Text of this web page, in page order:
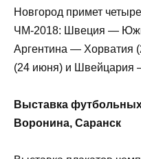
Новгород примет
ЧМ-2018: Швеция —
Аргентина — Хорватия
(24 июня) и Швейцария
Выставка
Воронина, Саранск